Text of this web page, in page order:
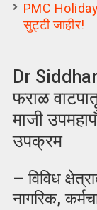
PMC Holiday
सुट्टी जाहीर!
Dr
फराळ
माजी
उपक्रम
– विविध
नागरिक,